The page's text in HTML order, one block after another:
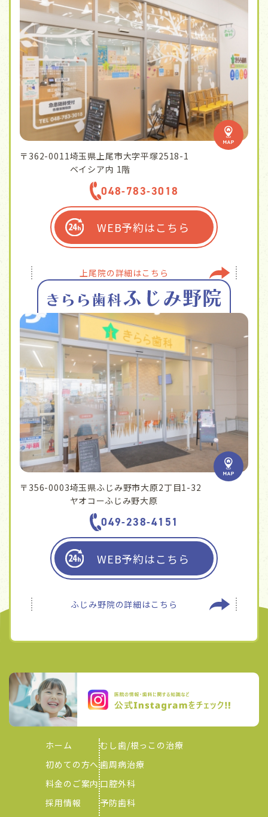
〒362-0011埼玉県上尾市大字平塚2518-1
ベイシア内 1階
048-783-3018
WEB予約はこちら
上尾院の詳細はこちら
〒356-0003埼玉県ふじみ野市大原2丁目1-32
ヤオコーふじみ野大原
049-238-4151
WEB予約はこちら
ふじみ野院の詳細はこちら
ホーム
初めての方へ
料金のご案内
採用情報
むし歯/根っこの治療
歯周病治療
口腔外科
予防歯科